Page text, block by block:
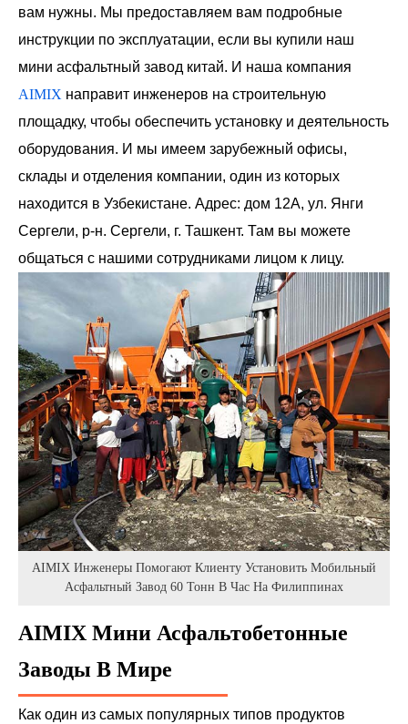
вам нужны. Мы предоставляем вам подробные
инструкции по эксплуатации, если вы купили наш
мини асфальтный завод китай. И наша компания
AIMIX направит инженеров на строительную
площадку, чтобы обеспечить установку и деятельность
оборудования. И мы имеем зарубежный офисы,
склады и отделения компании, один из которых
находится в Узбекистане. Адрес: дом 12А, ул. Янги
Сергели, р-н. Сергели, г. Ташкент. Там вы можете
общаться с нашими сотрудниками лицом к лицу.
AIMIX Инженеры Помогают Клиенту Установить Мобильный
Асфальтный Завод 60 Тонн В Час На Филиппинах
AIMIX Мини Асфальтобетонные
Заводы В Мире
Как один из самых популярных типов продуктов